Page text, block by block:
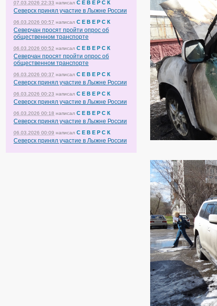
07.03.2026 22:33 написал С Е В Е Р С К
Северск принял участие в Лыжне России
06.03.2026 00:57 написал С Е В Е Р С К
Северчан просят пройти опрос об
общественном транспорте
06.03.2026 00:52 написал С Е В Е Р С К
Северчан просят пройти опрос об
общественном транспорте
06.03.2026 00:37 написал С Е В Е Р С К
Северск принял участие в Лыжне России
06.03.2026 00:23 написал С Е В Е Р С К
Северск принял участие в Лыжне России
06.03.2026 00:18 написал С Е В Е Р С К
Северск принял участие в Лыжне России
06.03.2026 00:09 написал С Е В Е Р С К
Северск принял участие в Лыжне России